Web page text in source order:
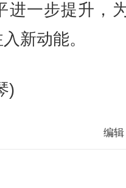
进一步提升，
新动能。
)
编